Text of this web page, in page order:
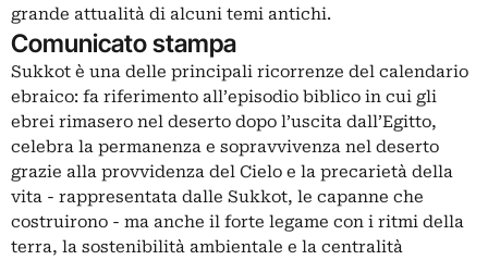
grande attualità di alcuni temi antichi.
Comunicato stampa
Sukkot è una delle principali ricorrenze del calendario
ebraico: fa riferimento all’episodio biblico in cui gli
ebrei rimasero nel deserto dopo l’uscita dall’Egitto,
celebra la permanenza e sopravvivenza nel deserto
grazie alla provvidenza del Cielo e la precarietà della
vita - rappresentata dalle Sukkot, le capanne che
costruirono - ma anche il forte legame con i ritmi della
terra, la sostenibilità ambientale e la centralità